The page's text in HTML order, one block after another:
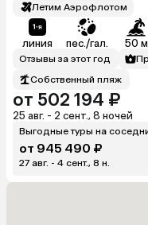
Летим Аэрофлотом
линия пес./гал. 50 м
Отзывы за этот год
Собственный пляж
от 502 194 ₽
25 авг. - 2 сент., 8 ночей
Выгодные туры на
от 945 490 ₽
27 авг. - 4 сент., 8 н.